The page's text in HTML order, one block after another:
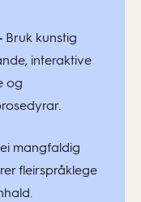
Bruk kunstig
interaktive
og
mangfaldig
fleirspråklege